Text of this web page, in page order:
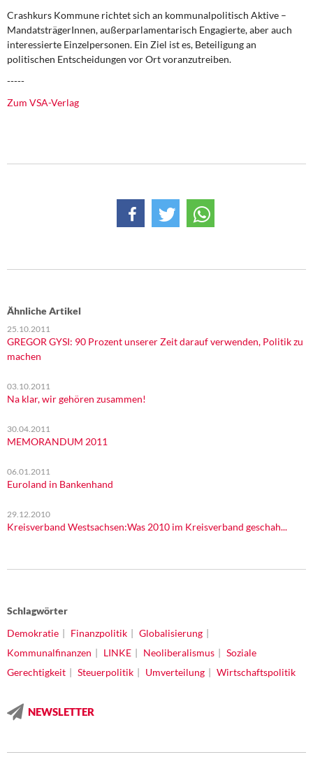
Crashkurs Kommune richtet sich an kommunalpolitisch Aktive –
MandatsträgerInnen, außerparlamentarisch Engagierte, aber auch
interessierte Einzelpersonen. Ein Ziel ist es, Beteiligung an
politischen Entscheidungen vor Ort voranzutreiben.
-----
Zum VSA-Verlag
Ähnliche Artikel
25.10.2011
GREGOR GYSI: 90 Prozent unserer Zeit darauf verwenden, Politik zu
machen
03.10.2011
Na klar, wir gehören zusammen!
30.04.2011
MEMORANDUM 2011
06.01.2011
Euroland in Bankenhand
29.12.2010
Kreisverband Westsachsen:Was 2010 im Kreisverband geschah...
Schlagwörter
Demokratie
Finanzpolitik
Globalisierung
Kommunalfinanzen
LINKE Neoliberalismus
Soziale
Gerechtigkeit
Steuerpolitik Umverteilung Wirtschaftspolitik
NEWSLETTER